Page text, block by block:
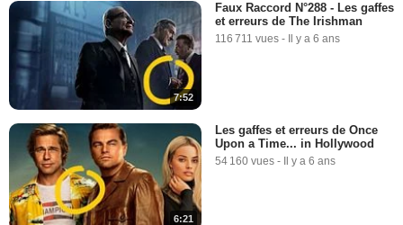
7:52
Faux Raccord N°288 - Les gaffes
et erreurs de The Irishman
116 711 vues - Il y a 6 ans
6:21
Les gaffes et erreurs de Once
Upon a Time... in Hollywood
54 160 vues - Il y a 6 ans